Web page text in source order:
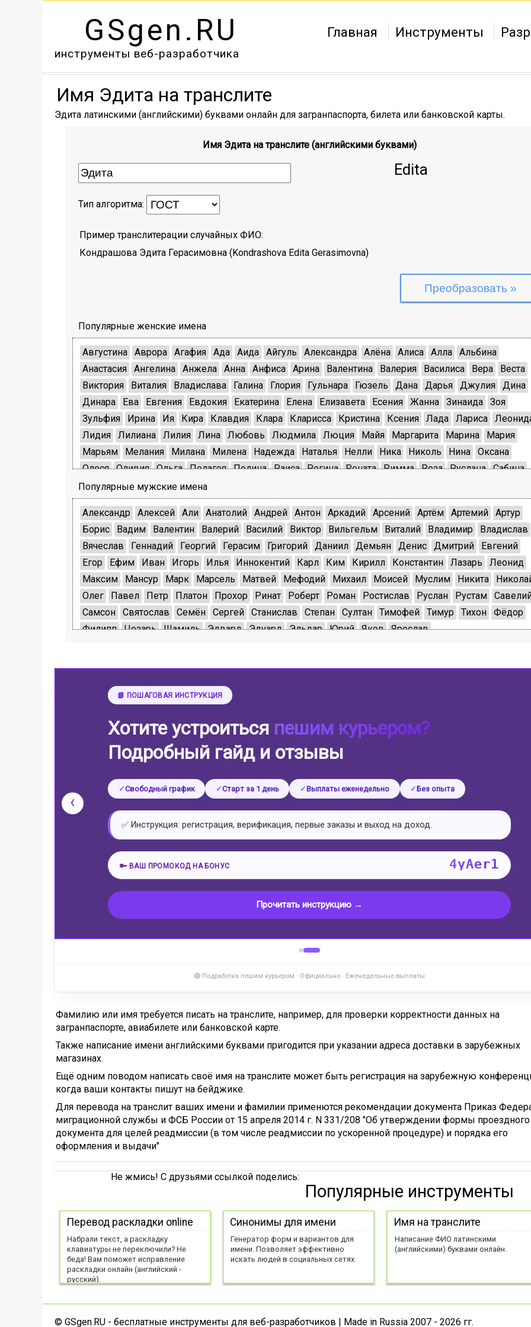
GSgen.RU
инструменты веб-разработчика
Главная Инструменты
Имя Эдита на транслите
Эдита латинскими (английскими) буквами онлайн для загранпаспорта, билета или банковской карты.
Имя Эдита на транслите (английскими буквами)
Edita
Тип алгоритма:
Пример транслитерации случайных ФИО:
Кондрашова Эдита Герасимовна(Kondrashova Edita Gerasimovna)
Популярные женские имена
Августина Аврора Агафия Ада Аида Айгуль Александра Алёна Алиса Алла
Альбина
Анастасия
Ангелина Анжела Анна Анфиса Арина Валентина Валерия Василиса Вера
Веста
Виктория
Виталия Владислава Галина Глория Гульнара Гюзель Дана Дарья Джулия
Дина
Динара
Ева Евгения Евдокия Екатерина Елена Елизавета Есения Жанна Зинаида
Зоя
Зульфия
Ирина Ия Кира Клавдия Клара Кларисса Кристина Ксения Лада Лариса
Лидия
Лилиана Лилия Лина Любовь Людмила Люция Майя Маргарита Марина
Мария
Марьям
Мелания Милана Милена Надежда Наталья Нелли Ника Николь Нина
Оксана
Олеся
Оливия Ольга Пелагея Полина Раиса Регина Рената Римма Роза Руслана
Сабина
Светлана
Северина Снежана
Элина
Элла Эльвира Эльза Эмилия Юлия Юнона Яна Ярослава
Популярные мужские имена
Александр Алексей Али Анатолий Андрей Антон Аркадий Арсений Артём Артемий
Артур
Борис
Вадим Валентин Валерий Василий Виктор Вильгельм Виталий Владимир
Владислав
Вячеслав
Геннадий Георгий Герасим Григорий Даниил Демьян Денис Дмитрий
Евгений
Егор
Ефим Иван Игорь Илья Иннокентий Карл Ким Кирилл Константин Лазарь
Леонид
Максим
Мансур Марк Марсель Матвей Мефодий Михаил Моисей Муслим Никита
Олег
Павел Петр Платон Прохор Ринат Роберт Роман Ростислав Руслан Рустам
Самсон
Святослав Семён Сергей Станислав Степан Султан Тимофей Тимур Тихон
Фёдор
Филипп
Цезарь Шамиль Эдвард Эдуард Эльдар Юрий Яков Ярослав
📘 ПОШАГОВАЯ ИНСТРУКЦИЯ
Хотите устроиться пешим курьером?
Подробный гайд и отзывы
Свободный график Старт за 1 день Выплаты еженедельно Без опыта
✅ Инструкция: регистрация, верификация, первые заказы и выход на доход.
🔑 ВАШ ПРОМОКОД НА БОНУС 4yAer1
Прочитать инструкцию →
‹
🟣 Подработка пешим курьером · Официально · Еженедельные выплаты
Фамилию или имя требуется писать на транслите, например, для проверки корректности данных на
загранпаспорте, авиабилете или банковской карте.
Также написание имени английскими буквами пригодится при указании адреса доставки в зарубежных
магазинах.
Ещё одним поводом написать своё имя на транслите может быть регистрация на зарубежную
когда ваши контакты пишут на бейджике.
Для перевода на транслит ваших имени и фамилии применются рекомендации документа Приказ
миграционной службы и ФСБ России от 15 апреля 2014 г. N 331/208 "Об утверждении формы проездного
документа для целей реадмиссии (в том числе реадмиссии по ускоренной процедуре) и порядка его
оформления и выдачи"
Не жмись! С друзьями ссылкой поделись:
Популярные инструменты
Перевод раскладки online
Набрали текст, а раскладку
клавиатуры не переключили? Не
беда! Вам поможет исправление
раскладки онлайн (английский -
русский).
Синонимы для имени
Генератор форм и вариантов для
имени. Позволяет эффективно
искать людей в социальных сетях.
Имя на транслите
Написание ФИО латинскими
(английскими) буквами онлайн.
© GSgen.RU - бесплатные инструменты для веб-разработчиков | Made in Russia 2007 - 2026 гг.